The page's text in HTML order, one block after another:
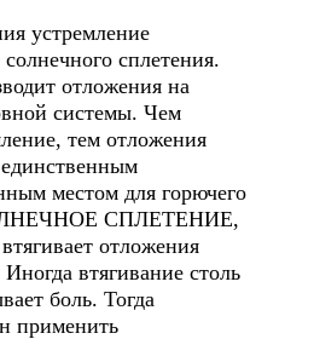
устремление
сплетения.
отложения на
системы. Чем
тем отложения
местом для горючего
СПЛЕТЕНИЕ,
отложения
втягивание столь
боль. Тогда
применить